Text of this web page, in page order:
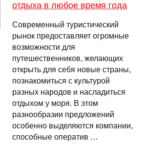
отдыха в любое время года
Современный туристический
рынок предоставляет огромные
возможности для
путешественников, желающих
открыть для себя новые страны,
познакомиться с культурой
разных народов и насладиться
отдыхом у моря. В этом
разнообразии предложений
особенно выделяются компании,
способные оператив …